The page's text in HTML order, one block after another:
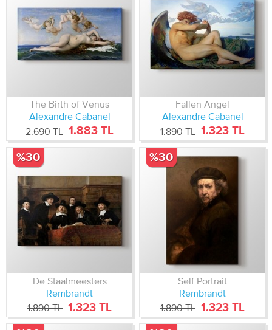
The Birth of Venus
Alexandre Cabanel
2.690 TL 1.883 TL
Fallen Angel
Alexandre Cabanel
1.890 TL 1.323 TL
De Staalmeesters
Rembrandt
1.890 TL 1.323 TL
%30
Self Portrait
Rembrandt
1.890 TL 1.323 TL
%30